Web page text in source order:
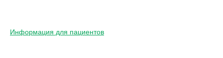
Информация для пациентов